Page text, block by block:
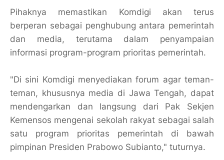
Pihaknya memastikan Komdigi akan terus
berperan sebagai penghubung antara pemerintah
dan media, terutama dalam penyampaian
informasi program-program prioritas pemerintah.
"Di sini Komdigi menyediakan forum agar teman-
teman, khususnya media di Jawa Tengah, dapat
mendengarkan dan langsung dari Pak Sekjen
Kemensos mengenai sekolah rakyat sebagai salah
satu program prioritas pemerintah di bawah
pimpinan Presiden Prabowo Subianto," tuturnya.